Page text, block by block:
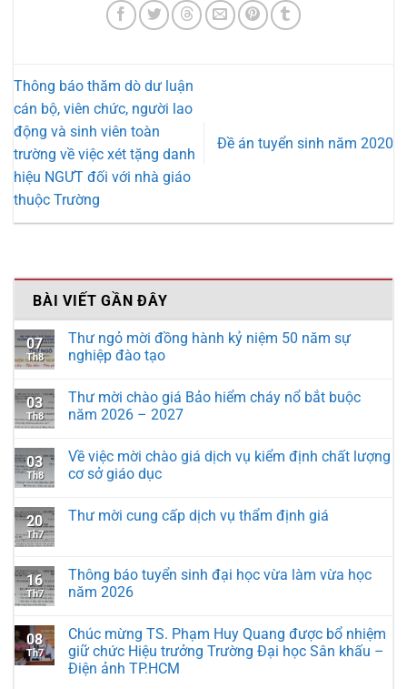
Thông báo thăm dò dư luận
cán bộ, viên chức, người lao
động và sinh viên toàn
trường về việc xét tặng danh
hiệu NGƯT đối với nhà giáo
thuộc Trường
Đề án tuyển sinh năm 2020
BÀI VIẾT GẦN ĐÂY
07
Th8
Thư ngỏ mời đồng hành kỷ niệm 50 năm sự
nghiệp đào tạo
03
Th8
Thư mời chào giá Bảo hiểm cháy nổ bắt buộc
năm 2026 – 2027
03
Th8
Về việc mời chào giá dịch vụ kiểm định chất lượng
cơ sở giáo dục
20
Th7
Thư mời cung cấp dịch vụ thẩm định giá
16
Th7
Thông báo tuyển sinh đại học vừa làm vừa học
năm 2026
08
Th7
Chúc mừng TS. Phạm Huy Quang được bổ nhiệm
giữ chức Hiệu trưởng Trường Đại học Sân khấu –
Điện ảnh TP.HCM